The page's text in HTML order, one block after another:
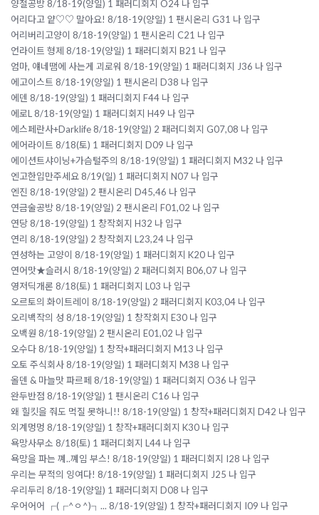
양철공방 8/18-19(양일) 1 패러디회지 O24 나 입구
어리다고 얕♡♡ 말아요! 8/18-19(양일) 1 팬시온리 G31 나 입구
어리버리고양이 8/18-19(양일) 1 팬시온리 C21 나 입구
언라이트 형제 8/18-19(양일) 1 패러디회지 B21 나 입구
엄마, 얘네땜에 사는게 괴로워 8/18-19(양일) 1 패러디회지 J36 나 입구
에고이스트 8/18-19(양일) 1 팬시온리 D38 나 입구
에덴 8/18-19(양일) 1 패러디회지 F44 나 입구
에로L 8/18-19(양일) 1 패러디회지 H49 나 입구
에스페란사+Darklife 8/18-19(양일) 2 패러디회지 G07,08 나 입구
에어라이트 8/18(토) 1 패러디회지 D09 나 입구
에이션트샤이닝+가슴털주의 8/18-19(양일) 1 패러디회지 M32 나 입구
엔고한입만주세요 8/19(일) 1 패러디회지 N07 나 입구
엔진 8/18-19(양일) 2 팬시온리 D45,46 나 입구
연금술공방 8/18-19(양일) 2 팬시온리 F01,02 나 입구
연당 8/18-19(양일) 1 창작회지 H32 나 입구
연리 8/18-19(양일) 2 창작회지 L23,24 나 입구
연성하는 고양이 8/18-19(양일) 1 패러디회지 K20 나 입구
연어맛★슬러시 8/18-19(양일) 2 패러디회지 B06,07 나 입구
영저딕개론 8/18(토) 1 패러디회지 L03 나 입구
오르토의 화이트레이 8/18-19(양일) 2 패러디회지 K03,04 나 입구
오리백작의 성 8/18-19(양일) 1 창작회지 E30 나 입구
오백원 8/18-19(양일) 2 팬시온리 E01,02 나 입구
오수다 8/18-19(양일) 1 창작+패러디회지 M13 나 입구
오토 주식회사 8/18-19(양일) 1 패러디회지 M38 나 입구
올덴 & 마늘맛 파르페 8/18-19(양일) 1 패러디회지 O36 나 입구
완두반점 8/18-19(양일) 1 팬시온리 C16 나 입구
왜 힐킷을 줘도 먹질 못하니!! 8/18-19(양일) 1 창작+패러디회지 D42 나 입구
외계멍멍 8/18-19(양일) 1 창작+패러디회지 K30 나 입구
욕망사무소 8/18(토) 1 패러디회지 L44 나 입구
욕망을 파는 꼐..꼐임 부스! 8/18-19(양일) 1 패러디회지 I28 나 입구
우리는 무적의 잉여다! 8/18-19(양일) 1 패러디회지 J25 나 입구
우리두리 8/18-19(양일) 1 패러디회지 D08 나 입구
우어어어 ┌(┌^ㅇ^)┐... 8/18-19(양일) 1 창작+패러디회지 I09 나 입구